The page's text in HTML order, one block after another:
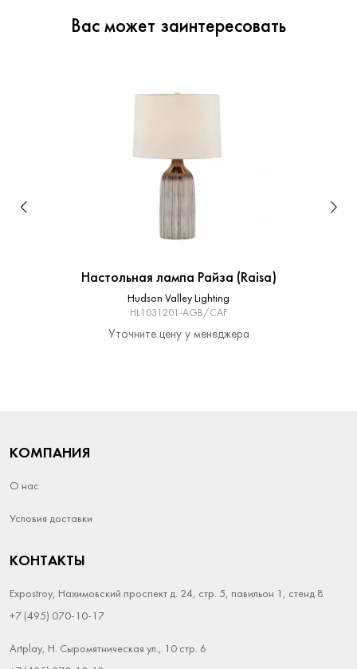
Вас может заинтересовать
Настольная лампа Райза (Raisa)
Hudson Valley Lighting
HL1031201-AGB/CAF
Уточните цену у менеджера
КОМПАНИЯ
О нас
Условия доставки
КОНТАКТЫ
Expostroy, Нахимовский проспект д. 24, стр. 5, павильон 1, стенд 8
+7 (495) 070-10-17
Artplay, Н. Сыромятническая ул., 10 стр. 6